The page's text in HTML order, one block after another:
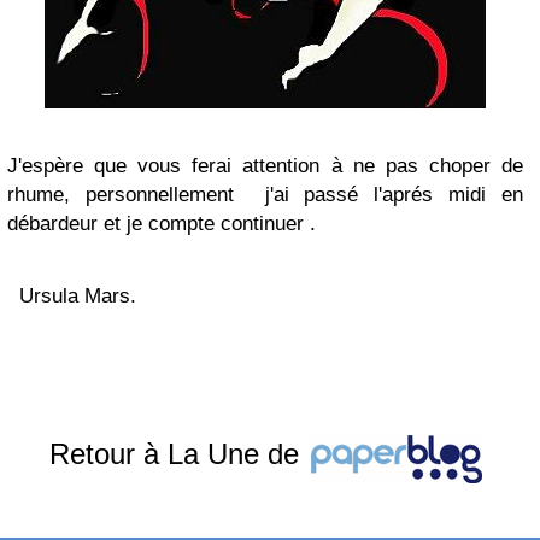
J'espère que vous ferai attention à ne pas choper de
rhume, personnellement j'ai passé l'aprés midi en
débardeur et je compte continuer .
Ursula Mars.
Retour à La Une de